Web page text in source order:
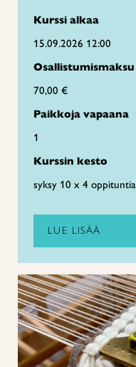
Kurssi alkaa
15.09.2026 12:00
Osallistumismaksu
70,00 €
Paikkoja vapaana
1
Kurssin kesto
syksy 10 x 4 oppituntia
LUE LISÄÄ